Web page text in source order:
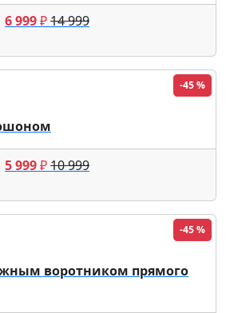
6 999₽14 999
-45 %
5 999₽10 999
-45 %
воротником прямого